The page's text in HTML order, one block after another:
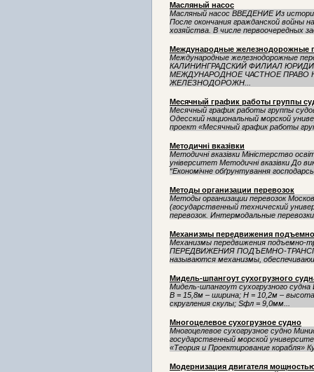
Масляный насос
Масляный насос ВВЕДЕНИЕ Из
После окончания гражданской войны
хозяйства. В числе первоочередных
Международные железнодорожные
Международные железнодорожные
КАЛИНИНГРАДСКИЙ ФИЛИАЛ
МЕЖДУНАРОДНОЕ ЧАСТНОЕ ПРАВО
ЖЕЛЕЗНОДОРОЖН...
Месячный график работы группы
Месячный график работы группы
Одесский национальный морской
проект «Месячный график работы
Методичні вказівки
Методичні вказівки Міністерство
університет Методичні вказівки До
“Економічне обґрунтування
Методы организации перевозок
Методы организации перевозок
(государственный технический
перевозок. Интермодальные
Механизмы передвижения
Механизмы передвижения
ПЕРЕДВИЖЕНИЯ ПОДЪЕМНО-
называются механизмы,
Мидель-шпангоут сухогрузного
Мидель-шпангоут сухогрузного
B = 15,8м – ширина; Н = 10,2м –
скругления скулы; Sфл = 9,0мм...
Многоцелевое сухогрузное судно
Многоцелевое сухогрузное судно
государственный морской
«Теория и Проектирование корабля»
Модернизация двигателя